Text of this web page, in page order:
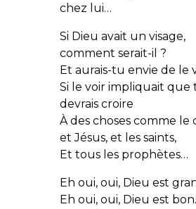
chez lui…
Si Dieu avait un visage,
comment serait-il ?
Et aurais-tu envie de le
Si le voir impliquait que
devrais croire
À des choses comme le
et Jésus, et les saints,
Et tous les prophètes…
Eh oui, oui, Dieu est
Eh oui, oui, Dieu est